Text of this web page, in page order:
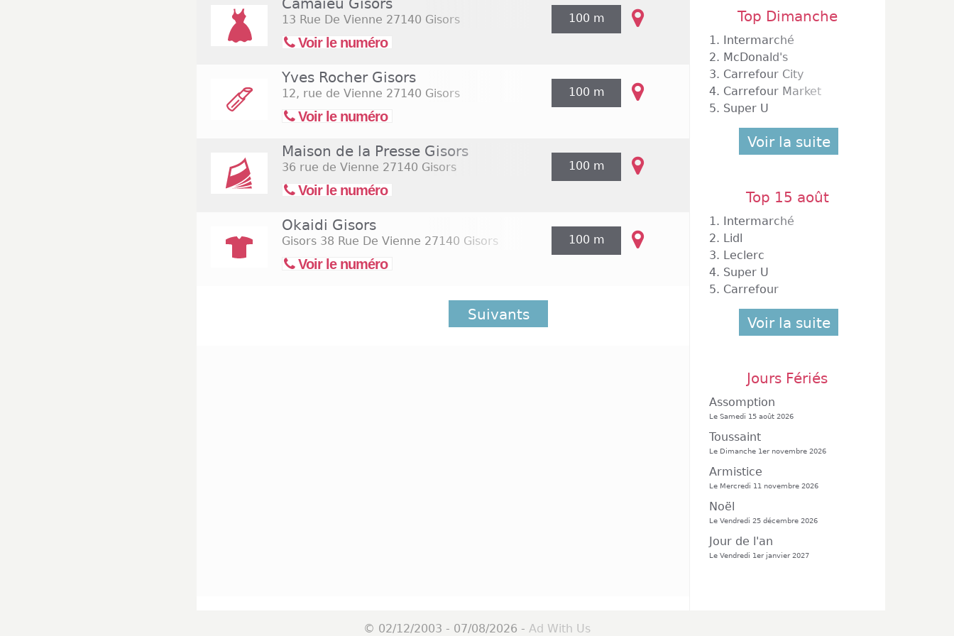
Camaïeu Gisors
13 Rue De Vienne 27140 Gisors
Voir le numéro
100 m
Yves Rocher Gisors
12, rue de Vienne 27140 Gisors
Voir le numéro
100 m
Maison de la Presse Gisors
36 rue de Vienne 27140 Gisors
Voir le numéro
100 m
Okaidi Gisors
Gisors 38 Rue De Vienne 27140 Gisors
Voir le numéro
100 m
Suivants
Top Dimanche
1. Intermarché
2. McDonald's
3. Carrefour City
4. Carrefour Market
5. Super U
Voir la suite
Top 15 août
1. Intermarché
2. Lidl
3. Leclerc
4. Super U
5. Carrefour
Voir la suite
Jours Fériés
Assomption
Le Samedi 15 août 2026
Toussaint
Le Dimanche 1er novembre 2026
Armistice
Le Mercredi 11 novembre 2026
Noël
Le Vendredi 25 décembre 2026
Jour de l'an
Le Vendredi 1er janvier 2027
© 02/12/2003 - 07/08/2026 - Ad With Us